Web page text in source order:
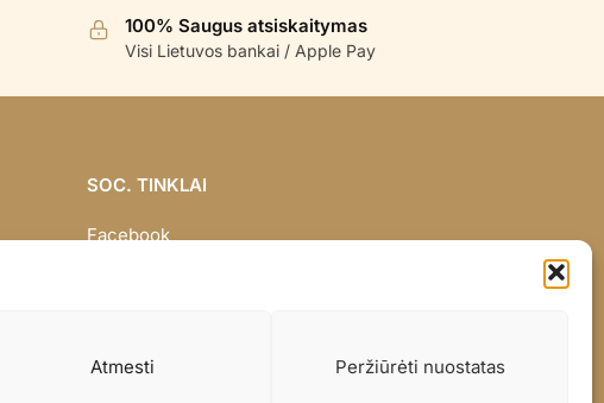
Atmesti Peržiūrėti nuostatas
100% Saugus atsiskaitymas
Visi Lietuvos bankai / Apple Pay
SOC. TINKLAI
Facebook